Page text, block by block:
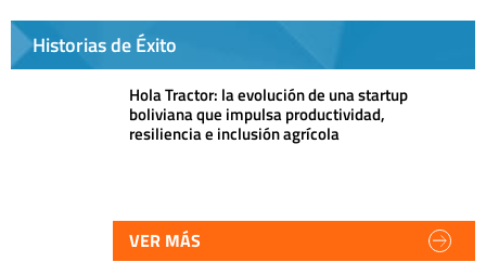
Historias de Éxito
Hola Tractor: la evolución de una startup
boliviana que impulsa productividad,
resiliencia e inclusión agrícola
VER MÁS